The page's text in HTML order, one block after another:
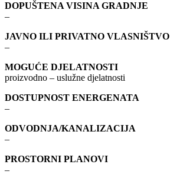
DOPUŠTENA VISINA GRADNJE
–
JAVNO ILI PRIVATNO VLASNIŠTVO
–
MOGUĆE DJELATNOSTI
proizvodno – uslužne djelatnosti
DOSTUPNOST ENERGENATA
–
ODVODNJA/KANALIZACIJA
–
PROSTORNI PLANOVI
–